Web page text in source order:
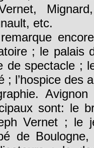
etc.
; le palais
de spectacle ;
; l’hospice des
sont: le
Vernet ; le
de